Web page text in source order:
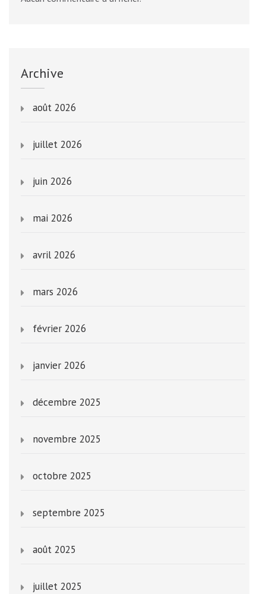
Archive
août 2026
juillet 2026
juin 2026
mai 2026
avril 2026
mars 2026
février 2026
janvier 2026
décembre 2025
novembre 2025
octobre 2025
septembre 2025
août 2025
juillet 2025